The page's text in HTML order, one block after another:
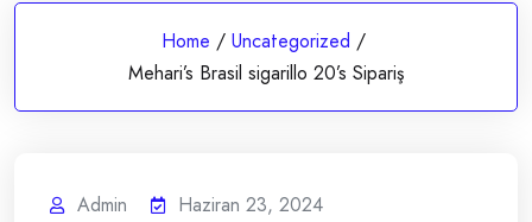
Home / Uncategorized /
Mehari’s Brasil sigarillo 20’s Sipariş
Admin
Haziran 23, 2024